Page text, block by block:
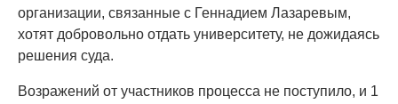
организации, связанные с Геннадием Лазаревым,
хотят добровольно отдать университету, не дожидаясь
решения суда.
Возражений от участников процесса не поступило, и 1